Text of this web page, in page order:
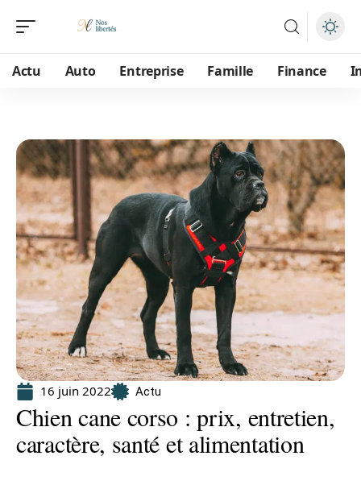
Actu Auto Entreprise Famille Finance
16 juin 2022 Actu
Chien cane corso : prix, entretien,
caractère, santé et alimentation